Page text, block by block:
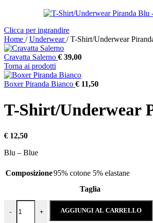
Clicca per ingrandire
Home / Underwear/ T-Shirt/Underwear
Cravatta Salerno € 39,00
Torna ai prodotti
Boxer Piranda Bianco € 11,50
T-Shirt/Underwear
€ 12,50
Blu – Blue
Composizione95% cotone 5% elastane
Taglia
-
T-Shirt/Underwear Piranda Blu quantità
+ AGGIUNGI AL CARRELLO